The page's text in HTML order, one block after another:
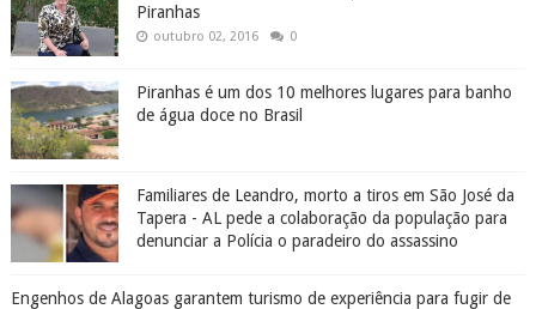
Piranhas
outubro 02, 2016 0
Piranhas é um dos 10 melhores lugares para banho
de água doce no Brasil
Familiares de Leandro, morto a tiros em São José da
Tapera - AL pede a colaboração da população para
denunciar a Polícia o paradeiro do assassino
Engenhos de Alagoas garantem turismo de experiência para fugir de